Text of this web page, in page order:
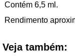
Contém 6,5 ml.
Rendimento
Veja também: